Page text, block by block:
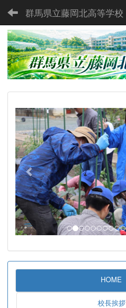
群馬県立藤岡北高等学校
p
r
e
v
i
o
u
s
HOME
校長挨拶